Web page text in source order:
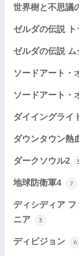
世界樹と不思議
ゼルダの伝説
ゼルダの伝説
ソードアート・
ソードアート・
ダイイングライ
ダウンタウン熱
ダークソウル2
地球防衛軍4 7
ディシディア
ニア
3
ディビジョン 6